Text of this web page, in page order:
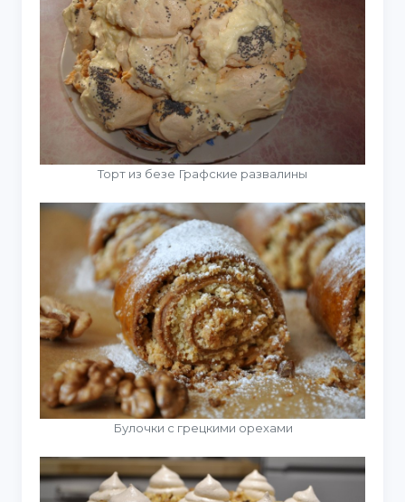
Торт из безе Графские развалины
Булочки с грецкими орехами